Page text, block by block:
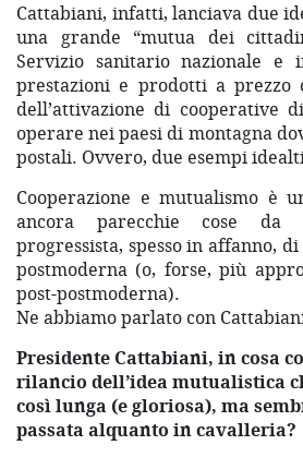
Cattabiani, infatti, lanciava due
una grande “mutua dei
Servizio sanitario nazionale
prestazioni e prodotti a prezzo
dell’attivazione di cooperative
operare nei paesi di montagna
postali. Ovvero, due esempi
Cooperazione e mutualismo è
ancora parecchie cose
progressista, spesso in affanno,
postmoderna (o, forse, più
post-postmoderna).
Ne abbiamo parlato con
Presidente Cattabiani, in cosa
rilancio dell’idea mutualistica
così lunga (e gloriosa), ma
passata alquanto in cavalleria?